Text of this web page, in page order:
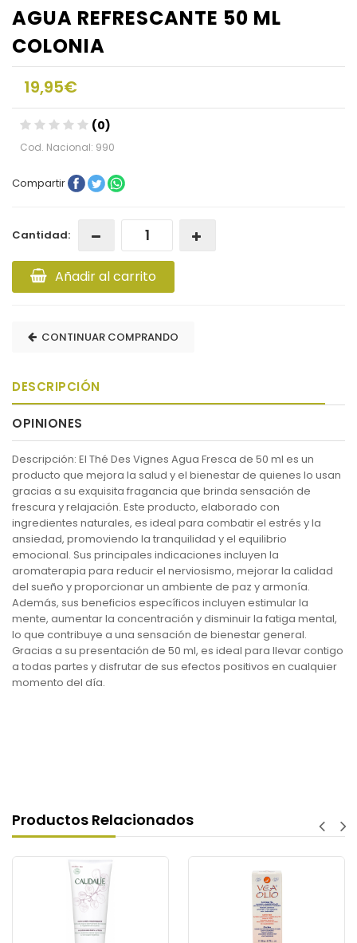
AGUA REFRESCANTE 50 ML
COLONIA
19,95€
(0)
Cod. Nacional: 990
Compartir
Cantidad:
Añadir al carrito
CONTINUAR COMPRANDO
DESCRIPCIÓN
OPINIONES
Descripción: El Thé Des Vignes Agua Fresca de 50 ml es un
producto que mejora la salud y el bienestar de quienes lo usan
gracias a su exquisita fragancia que brinda sensación de
frescura y relajación. Este producto, elaborado con
ingredientes naturales, es ideal para combatir el estrés y la
ansiedad, promoviendo la tranquilidad y el equilibrio
emocional. Sus principales indicaciones incluyen la
aromaterapia para reducir el nerviosismo, mejorar la calidad
del sueño y proporcionar un ambiente de paz y armonía.
Además, sus beneficios específicos incluyen estimular la
mente, aumentar la concentración y disminuir la fatiga mental,
lo que contribuye a una sensación de bienestar general.
Gracias a su presentación de 50 ml, es ideal para llevar contigo
a todas partes y disfrutar de sus efectos positivos en cualquier
momento del día.
Productos Relacionados